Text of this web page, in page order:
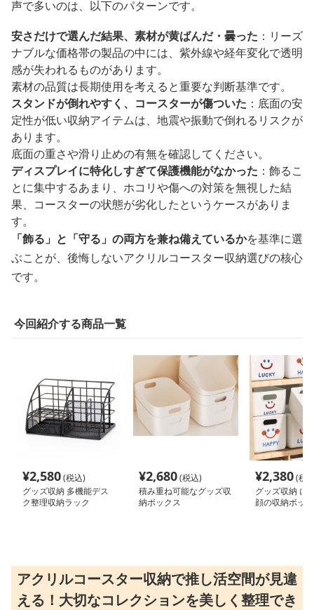
声で多いのは、以下のパターンです。
安さだけで選んだ結果、素材が黄ばんだ・曇った ：リーズ
ナブルな価格帯の製品の中には、紫外線や経年変化で透明
感が失われるものがあります。
素材の品質は長期使用を考えると重要な判断基準です。
スタンドが倒れやすく、コースターが傷ついた ：底面の安
定性が低い収納アイテムは、地震や振動で倒れるリスクが
あります。
底面の重さや滑り止めの有無を確認してください。
ディスプレイに特化しすぎて保護機能がなかった ：飾るこ
とに集中するあまり、ホコリや傷への対策を無視した結
果、コースターの状態が劣化したというケースがありま
す。
「飾る」と「守る」の両方を兼ね備えているかを基準に選
ぶことが、後悔しないアクリルコースター収納選びの核心
です。
今回紹介する商品一覧
¥2,580(税込)
グッズ収納 多機能デス
ク整理収納ラック
¥2,680(税込)
積み重ね可能なグッズ収
納ボックス
¥2,380(税
グッズ収納 に
顔の収納ボッ
アクリルコースター収納で推し活空間が見違
える！大切なコレクションを美しく整理でき